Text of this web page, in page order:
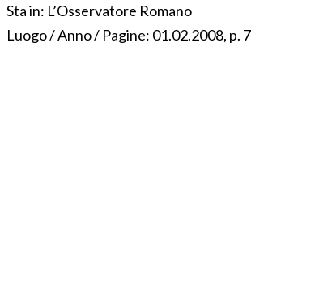
Sta in: L’Osservatore Romano
Luogo / Anno / Pagine: 01.02.2008, p. 7